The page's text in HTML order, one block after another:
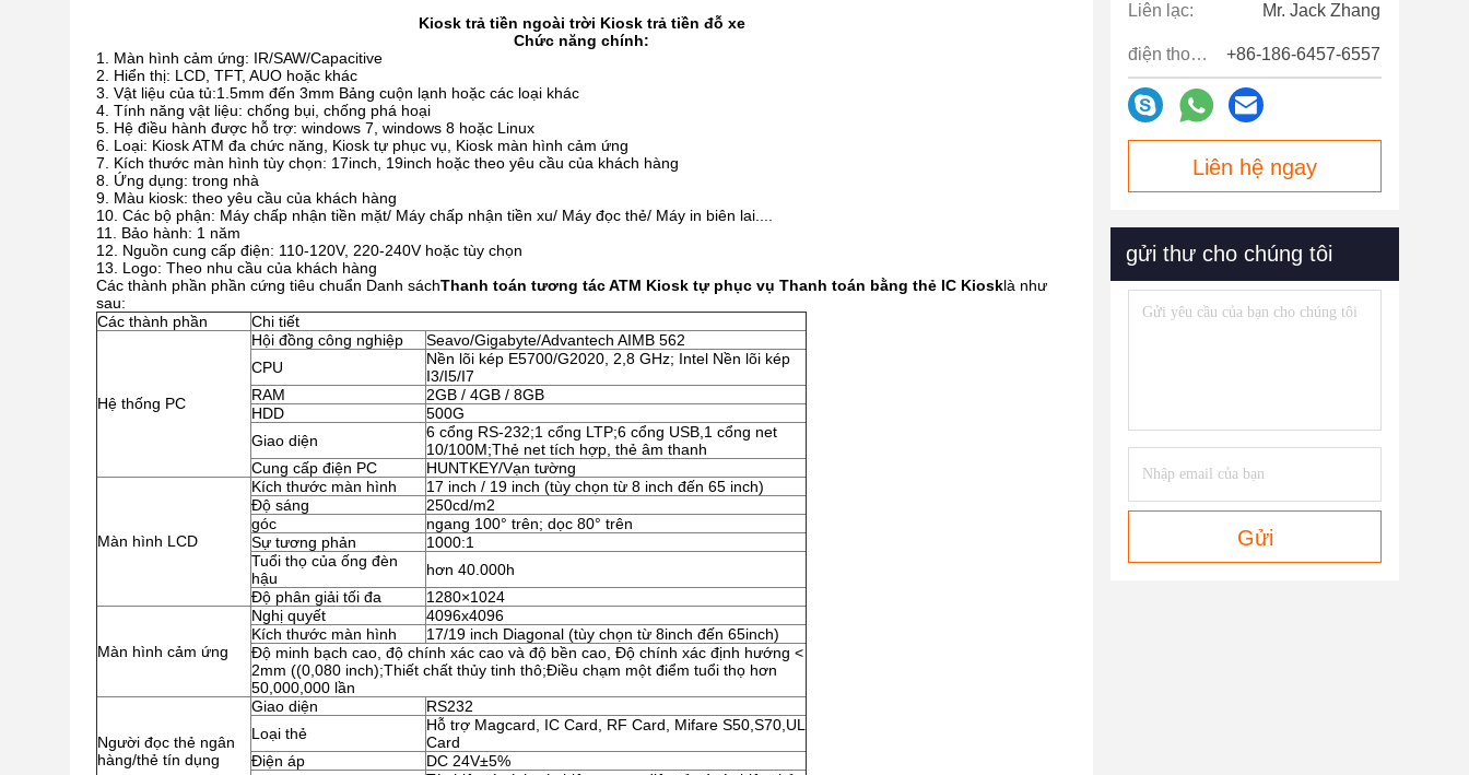
Kiosk trả tiền ngoài trời Kiosk trả tiền đỗ xe
Chức năng chính:
Màn hình cảm ứng: IR/SAW/Capacitive
Hiển thị: LCD, TFT, AUO hoặc khác
Vật liệu của tủ:1.5mm đến 3mm Bảng cuộn lạnh hoặc các loại khác
Tính năng vật liệu: chống bụi, chống phá hoại
Hệ điều hành được hỗ trợ: windows 7, windows 8 hoặc Linux
Loại: Kiosk ATM đa chức năng, Kiosk tự phục vụ, Kiosk màn hình cảm ứng
Kích thước màn hình tùy chọn: 17inch, 19inch hoặc theo yêu cầu của khách hàng
Ứng dụng: trong nhà
Màu kiosk: theo yêu cầu của khách hàng
Các bộ phận: Máy chấp nhận tiền mặt/ Máy chấp nhận tiền xu/ Máy đọc thẻ/ Máy in biên lai....
Bảo hành: 1 năm
Nguồn cung cấp điện: 110-120V, 220-240V hoặc tùy chọn
Logo: Theo nhu cầu của khách hàng
Các thành phần phần cứng tiêu chuẩn Danh sáchThanh toán tương tác ATM Kiosk tự phục vụ Thanh toán bằng thẻ IC Kiosklà như
sau:
Các thành phần
Chi tiết
Hệ thống PC
Hội đồng công nghiệp
Seavo/Gigabyte/Advantech AIMB 562
CPU
Nền lõi kép E5700/G2020, 2,8 GHz; Intel Nền lõi kép
I3/I5/I7
RAM
2GB / 4GB / 8GB
HDD
500G
Giao diện
6 cổng RS-232;1 cổng LTP;6 cổng USB,1 cổng net
10/100M;Thẻ net tích hợp, thẻ âm thanh
Cung cấp điện PC
HUNTKEY/Vạn tường
Màn hình LCD
Kích thước màn hình
17 inch / 19 inch (tùy chọn từ 8 inch đến 65 inch)
Độ sáng
250cd/m2
góc
ngang 100° trên; dọc 80° trên
Sự tương phản
1000:1
Tuổi thọ của ống đèn
hậu
hơn 40.000h
Độ phân giải tối đa
1280×1024
Màn hình cảm ứng
Nghị quyết
4096x4096
Kích thước màn hình
17/19 inch Diagonal (tùy chọn từ 8inch đến 65inch)
Độ minh bạch cao, độ chính xác cao và độ bền cao, Độ chính xác định hướng <
2mm ((0,080 inch);Thiết chất thủy tinh thô;Điều chạm một điểm tuổi thọ hơn
50,000,000 lần
Người đọc thẻ ngân
hàng/thẻ tín dụng
Giao diện
RS232
Loại thẻ
Hỗ trợ Magcard, IC Card, RF Card, Mifare S50,S70,UL
Card
Điện áp
DC 24V±5%
Liên lạc: Mr. Jack Zhang
điện thoại: +86-186-6457-6557
Liên hệ ngay
gửi thư cho chúng tôi
Gửi